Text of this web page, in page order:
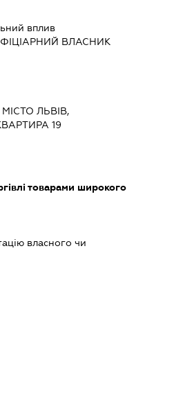
вплив
ВЛАСНИК
ЛЬВІВ,
19
товарами широкого
власного чи